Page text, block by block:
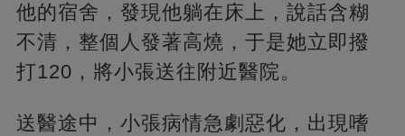
他的宿舍，發現他躺在床上，說話含糊
不清，整個人發著高燒，于是她立即撥
打120，將小張送往附近醫院。
送醫途中，小張病情急劇惡化，出現嗜